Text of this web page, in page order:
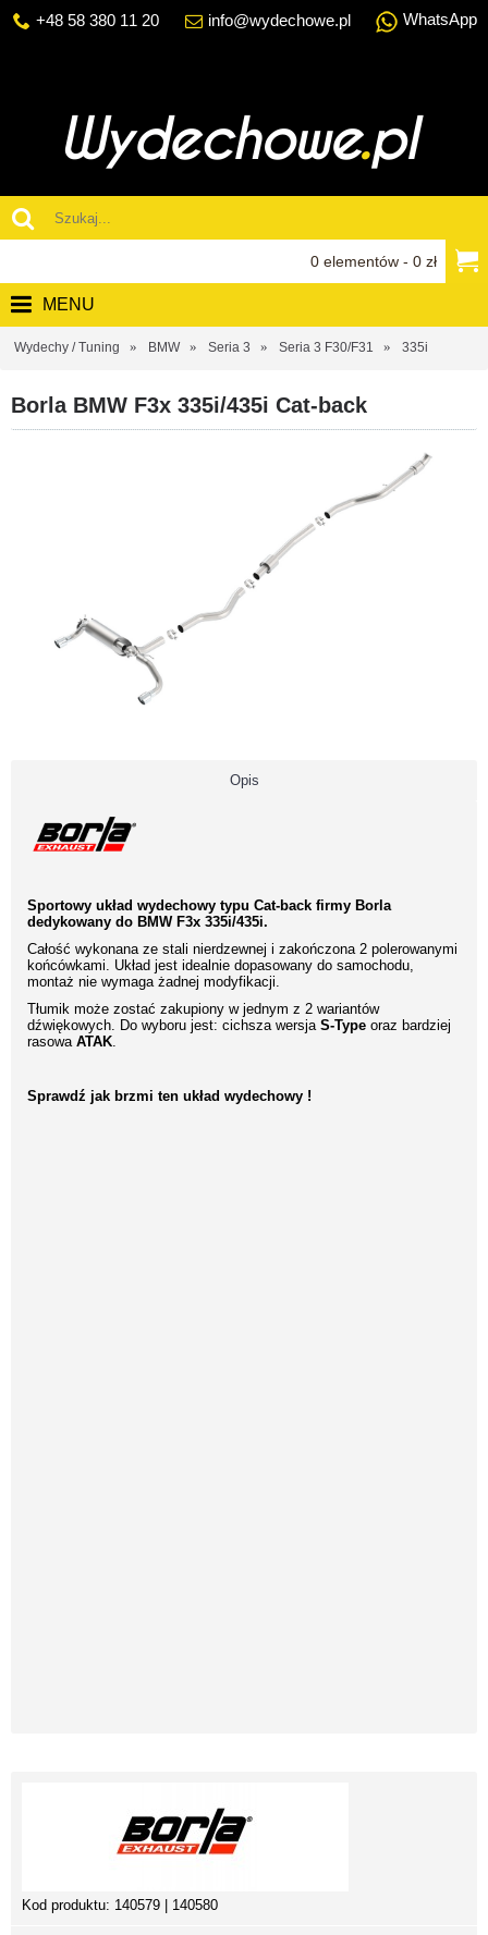
+48 58 380 11 20 info@wydechowe.pl WhatsApp
0 elementów - 0 zł
MENU
Wydechy / Tuning BMW Seria 3 Seria 3 F30/F31 335i
Borla BMW F3x 335i/435i Cat-back
Opis
Sportowy układ wydechowy typu Cat-back firmy Borla
dedykowany do BMW F3x 335i/435i.
Całość wykonana ze stali nierdzewnej i zakończona 2 polerowanymi
końcówkami. Układ jest idealnie dopasowany do samochodu,
montaż nie wymaga żadnej modyfikacji.
Tłumik może zostać zakupiony w jednym z 2 wariantów
dźwiękowych. Do wyboru jest: cichsza wersja S-Type oraz bardziej
rasowa ATAK
Sprawdź jak brzmi ten układ wydechowy !
Kod produktu: 140579 | 140580